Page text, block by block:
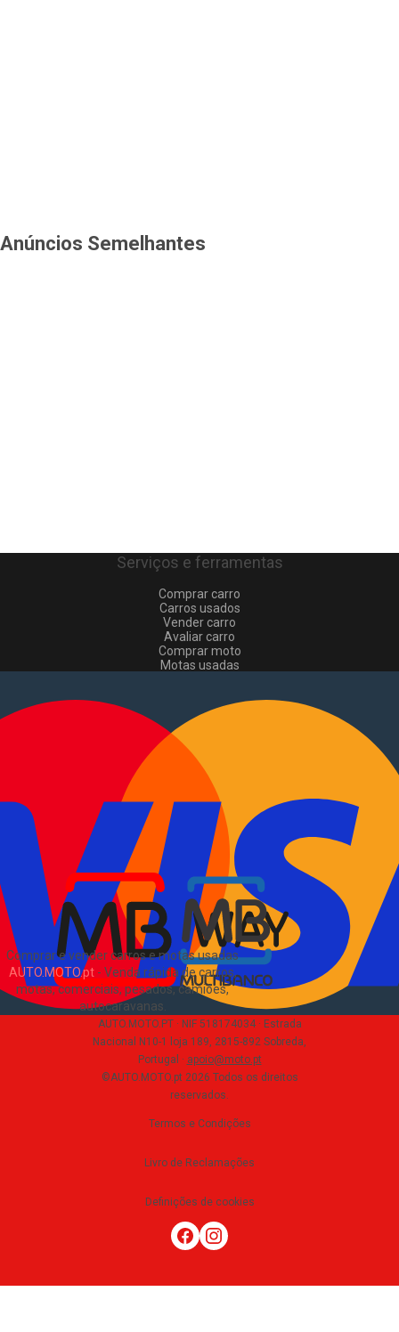
Anúncios Semelhantes
Comprar e vender carros e motas usadas
AUTO.MOTO.pt- Venda rápida de carros,
motas, comerciais, pesados, camiões,
autocaravanas
Serviços e ferramentas
Comprar carro
Carros usados
Vender carro
Avaliar carro
Comprar moto
Motas usadas
Comerciais usados
Vender comerciais
Informações
Como comprar e vender
Pacotes de anúncios
Verificar VIN e matrícula
Sitemap
EN
Sobre Nós
AUTO.MOTO.PT · NIF 518174034 · Estrada
Nacional N10-1 loja 189, 2815-892 Sobreda,
Portugal · apoio@moto.pt
©AUTO.MOTO.pt 2026 Todos os direitos
reservados.
Termos e Condições
Livro de Reclamações
Definições de cookies